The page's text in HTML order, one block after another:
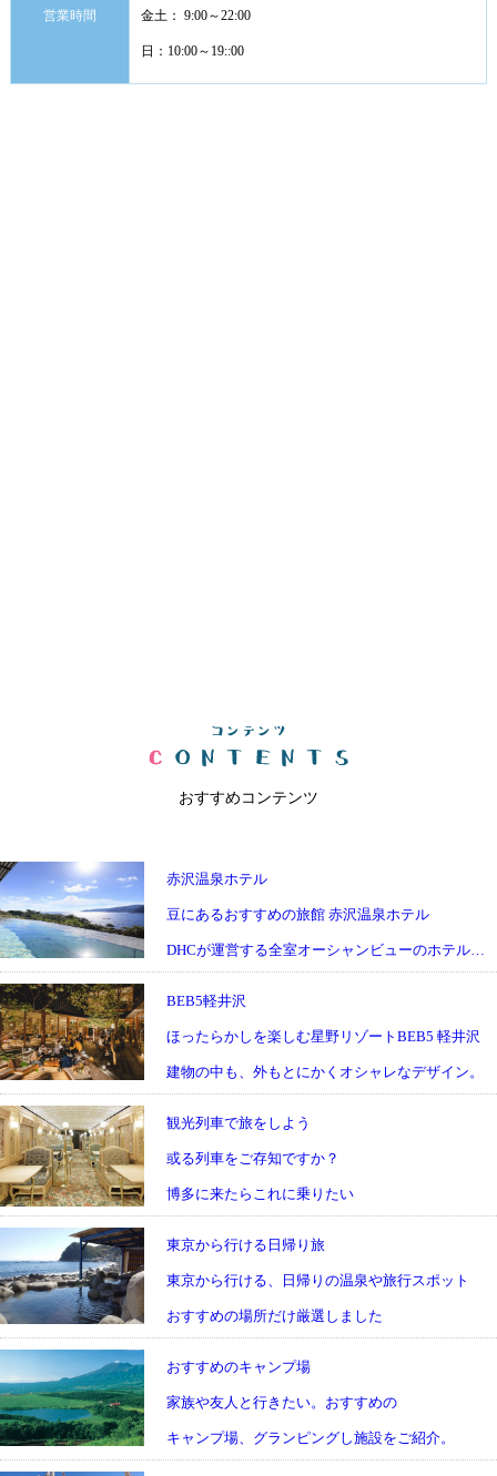
営業時間 金土： 9:00～22:00
日：10:00～19::00
おすすめコンテンツ
赤沢温泉ホテル
豆にあるおすすめの旅館 赤沢温泉ホテル
DHCが運営する全室オーシャンビューのホテルです
BEB5軽井沢
ほったらかしを楽しむ星野リゾートBEB5 軽井沢
建物の中も、外もとにかくオシャレなデザイン。
観光列車で旅をしよう
或る列車をご存知ですか？
博多に来たらこれに乗りたい
東京から行ける日帰り旅
東京から行ける、日帰りの温泉や旅行スポット
おすすめの場所だけ厳選しました
おすすめのキャンプ場
家族や友人と行きたい。おすすめの
キャンプ場、グランピングし施設をご紹介。